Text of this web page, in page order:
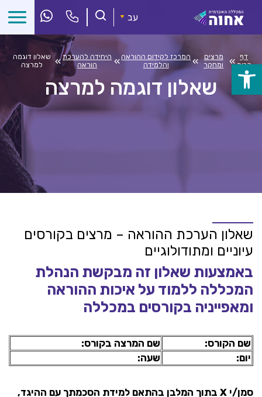
פתח
סרגל
נגישות
התוכן
עב
דף
הבית »
מרצים
ומחקר
» המרכז לקידום ההוראה
והלמידה
» היחידה להערכת
הוראה
» שאלון דוגמה
למרצה
שאלון דוגמה למרצה
שאלון הערכת ההוראה – מרצים בקורסים
עיוניים ומתודולוגיים
באמצעות שאלון זה מבקשת הנהלת
המכללה ללמוד על איכות ההוראה
ומאפייניה בקורסים במכללה
שם הקורס:
שם המרצה בקורס:
יום:
שעה:
סמן/י X בתוך המלבן בהתאם למידת הסכמתך עם ההיגד,